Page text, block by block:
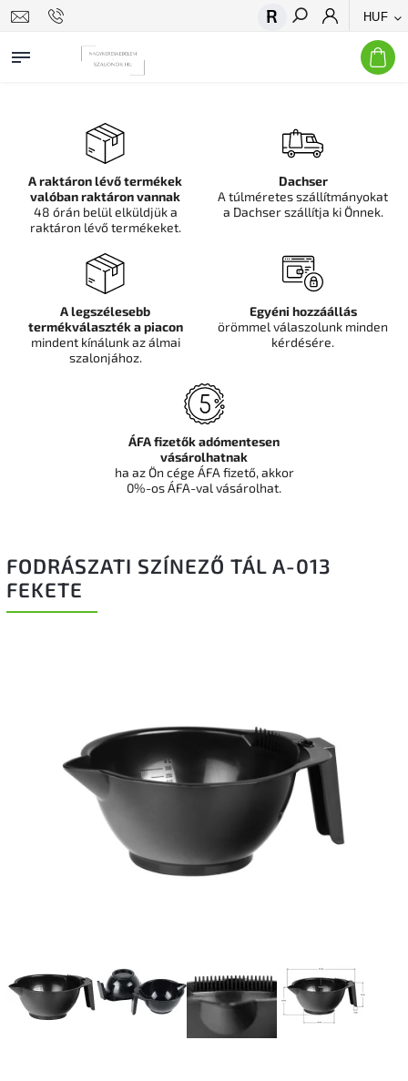
HUF
Keresés
FODRÁSZATI SZÍNEZŐ TÁL A-013
FEKETE
A raktáron lévő termékek
valóban raktáron vannak
48 órán belül elküldjük a
raktáron lévő termékeket.
Dachser
A túlméretes szállítmányokat
a Dachser szállítja ki Önnek.
A legszélesebb
termékválaszték a piacon
mindent kínálunk az álmai
szalonjához.
Egyéni hozzáállás
örömmel válaszolunk minden
kérdésére.
ÁFA fizetők adómentesen
vásárolhatnak
ha az Ön cége ÁFA fizető, akkor
0%-os ÁFA-val vásárolhat.